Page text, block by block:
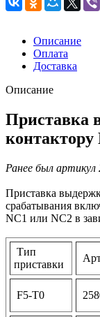
Описание
Оплата
Доставка
Описание
Приставка
Ранее был
Приставка
срабатывания
NC1 или NC2 в
Тип
приставки
F5-T0